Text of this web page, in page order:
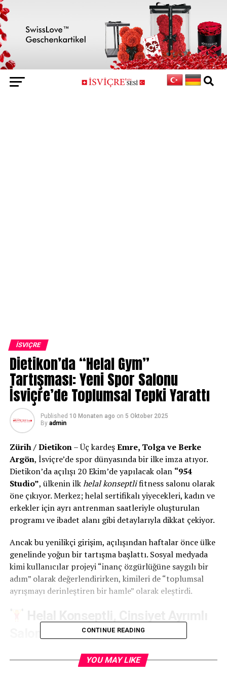
İSVIÇRE
Dietikon’da “Helal Gym”
Tartışması: Yeni Spor Salonu
İsviçre’de Toplumsal Tepki Yarattı
Published 10 Monaten ago on 5 Oktober 2025
By admin
Zürih / Dietikon– Üç kardeşEmre, Tolga ve Berke
Argön, İsviçre’de spor dünyasında bir ilke imza atıyor.
Dietikon’da açılışı 20 Ekim’de yapılacak olan “954
Studio”, ülkenin ilkhelal konseptlifitness salonu olarak
öne çıkıyor. Merkez; helal sertifikalı yiyecekleri, kadın ve
erkekler için ayrı antrenman saatleriyle oluşturulan
programı ve ibadet alanı gibi detaylarıyla dikkat çekiyor.
Ancak bu yenilikçi girişim, açılışından haftalar önce ülke
genelinde yoğun bir tartışma başlattı. Sosyal medyada
kimi kullanıcılar projeyi “inanç özgürlüğüne saygılı bir
adım” olarak değerlendirirken, kimileri de “toplumsal
ayrışmayı derinleştiren bir hamle” olarak eleştirdi.
Salon
“954 Studio”, Müslüman üyelerin dini hassasiyetlerine
uygun olarak tasarlandı.
CONTINUE READING
YOU MAY LIKE